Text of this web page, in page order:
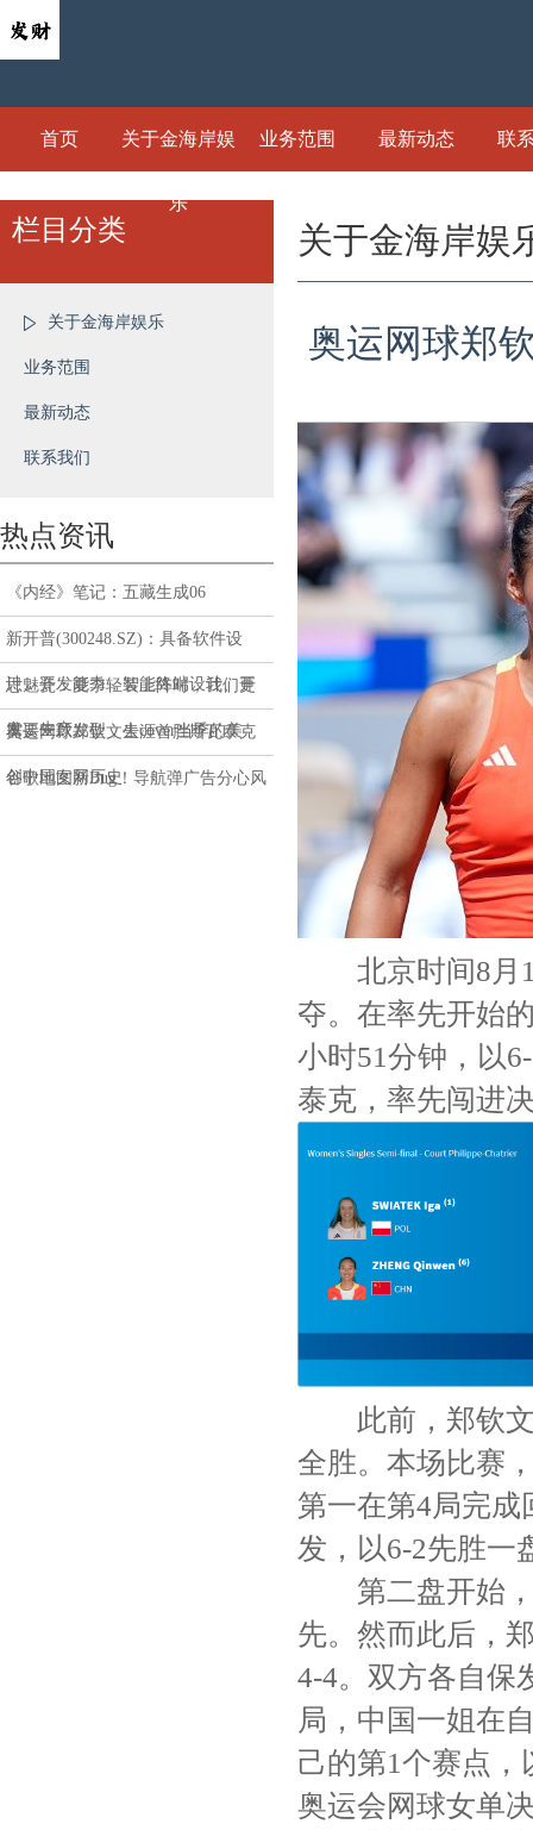
首页 关于金海岸娱
乐
业务范围 最新动态 联
栏目分类
关于金海岸娱乐
业务范围
最新动态
联系我们
热点资讯
《内经》笔记：五藏生成06
新开普(300248.SZ)：具备软件设
计、开发能力，智能终端设计、开
发、生产、
思魅瓷：夏季轻装上阵时，我们更
需要一款发型，去cover当季的美
奥运网球郑钦文生涯首胜斯瓦泰克
创中国女网历史
谷歌地图新Bug！导航弹广告分心风
关于金海岸娱
奥运网球郑
北京时间8月1
夺。在率先开始
小时51分钟，以
泰克，率先闯进
此前，郑钦文
全胜。本场比赛
第一在第4局完
发，以6-2先胜一
第二盘开始，
先。然而此后，
4-4。双方各自保
局，中国一姐在
己的第1个赛点，
奥运会网球女单